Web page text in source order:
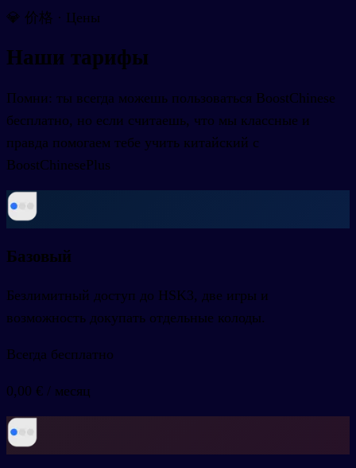
💎 价格 · Цены
Наши тарифы
Помни: ты всегда можешь пользоваться BoostChinese
бесплатно, но если считаешь, что мы классные и
правда помогаем тебе учить китайский с
BoostChinesePlus
Базовый
Безлимитный доступ до HSK3, две игры и
возможность докупать отдельные колоды.
Всегда бесплатно
0,00 € / месяц